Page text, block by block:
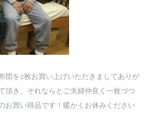
団を2枚お買い上げいただきましてありが
頂き、それならとご夫婦仲良く一枚づつ
お買い得品です！暖かくお休みください